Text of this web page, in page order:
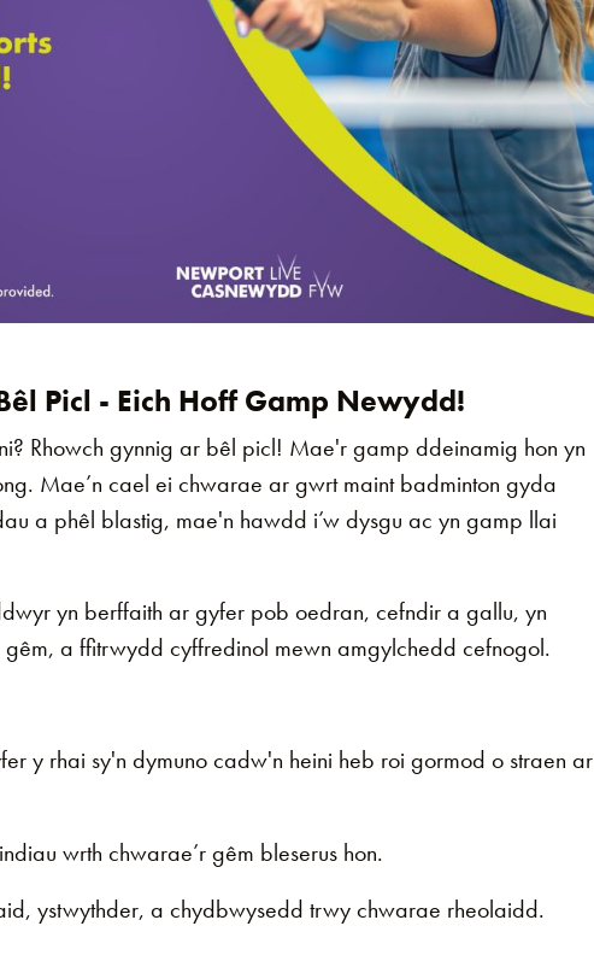
Picl - Eich Hoff Gamp Newydd!
Rhowch gynnig ar bêl picl! Mae'r gamp ddeinamig hon yn
Mae’n cael ei chwarae ar gwrt maint badminton gyda
a phêl blastig, mae'n hawdd i’w dysgu ac yn gamp llai
yn berffaith ar gyfer pob oedran, cefndir a gallu, yn
a ffitrwydd cyffredinol mewn amgylchedd cefnogol.
y rhai sy'n dymuno cadw'n heini heb roi gormod o straen ar
wrth chwarae’r gêm bleserus hon.
ystwythder, a chydbwysedd trwy chwarae rheolaidd.